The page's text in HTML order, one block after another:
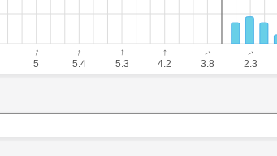
↓
5
↓
5.4
↓
5.3
↓
4.2
↓
3.8
↓
2.3